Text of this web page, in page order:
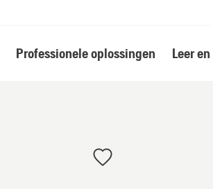
Professionele oplossingen Leer